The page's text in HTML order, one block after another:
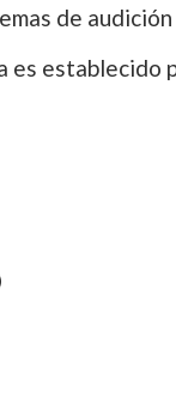
de audición
es establecido